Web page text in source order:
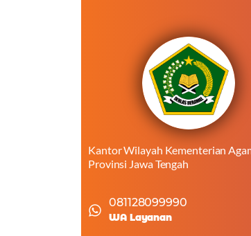
Kantor Wilayah Kementerian
Provinsi Jawa Tengah
081128099990
WA Layanan